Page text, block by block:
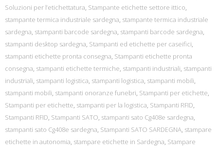
Soluzioni per l’etichettatura, Stampante etichette settore ittico,
stampante termica industriale sardegna, stampante termica industriale
sardegna, stampanti barcode sardegna, stampanti barcode sardegna,
stampanti desktop sardegna, Stampanti ed etichette per caseifici,
stampanti etichette pronta consegna, Stampanti etichette pronta
consegna, stampanti etichette termiche, stampanti industriali, stampanti
industriali, stampanti logistica, stampanti logistica, stampanti mobili,
stampanti mobili, stampanti onoranze funebri, Stampanti per etichette,
Stampanti per etichette, stampanti per la logistica, Stampanti RFID,
Stampanti RFID, Stampanti SATO, stampanti sato Cg408e sardegna,
stampanti sato Cg408e sardegna, Stampanti SATO SARDEGNA, stampare
etichette in autonomia, stampare etichette in Sardegna, Stampare